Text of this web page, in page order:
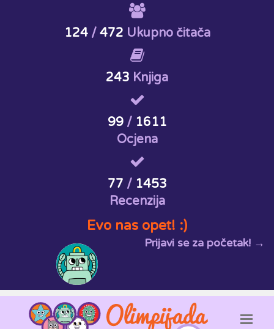
124/ 472 Ukupno čitača
243 Knjiga
99/ 1611
Ocjena
77 / 1453
Recenzija
Evo nas opet! :)
Prijavi se za početak! →